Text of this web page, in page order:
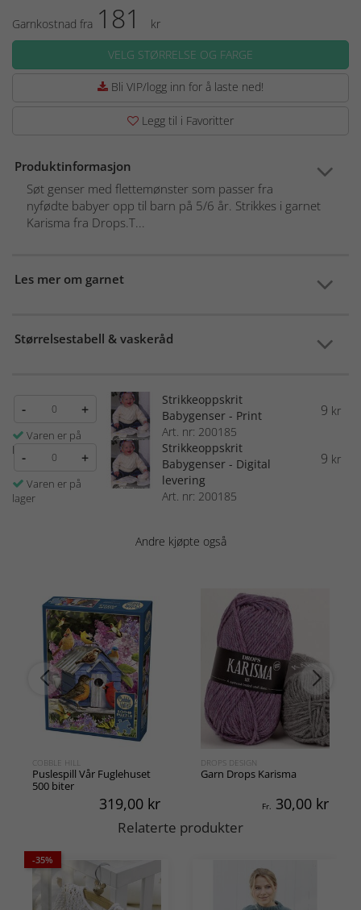
Garnkostnad fra 181
kr
VELG STØRRELSE OG FARGE
Bli VIP/logg inn for å laste ned!
Legg til i Favoritter
Produktinformasjon
Søt genser med flettemønster som passer fra
nyfødte babyer opp til barn på 5/6 år. Strikkes i garnet
Karisma fra Drops.T...
Les mer om garnet
Størrelsestabell & vaskeråd
- +
Varen er på
lager
Strikkeoppskrit
Babygenser - Print
Art. nr: 200185
9 kr
- +
Varen er på
lager
Strikkeoppskrit
Babygenser - Digital
levering
Art. nr: 200185
9 kr
Andre kjøpte også
COBBLE HILL
Puslespill Vår Fuglehuset
500 biter
319,00 kr
DROPS DESIGN
Garn Drops Karisma
Fr. 30,00 kr
Relaterte produkter
-35%